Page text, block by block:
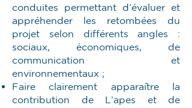
conduites permettant d’évaluer et
appréhender les retombées du
projet selon différents angles :
sociaux, économiques, de
communication et
environnementaux ;
Faire clairement apparaître la
contribution de L’apes et de